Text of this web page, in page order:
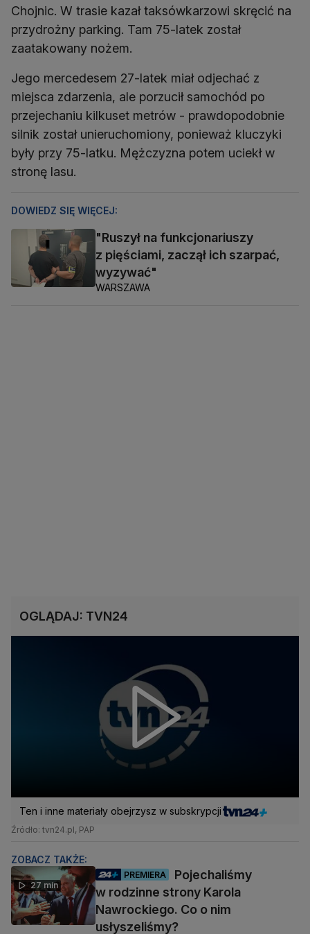
Chojnic. W trasie kazał taksówkarzowi skręcić na
przydrożny parking. Tam 75-latek został
zaatakowany nożem.
Jego mercedesem 27-latek miał odjechać z
miejsca zdarzenia, ale porzucił samochód po
przejechaniu kilkuset metrów - prawdopodobnie
silnik został unieruchomiony, ponieważ kluczyki
były przy 75-latku. Mężczyzna potem uciekł w
stronę lasu.
DOWIEDZ SIĘ WIĘCEJ:
"Ruszył na funkcjonariuszy
z pięściami, zaczął ich szarpać,
wyzywać"
WARSZAWA
OGLĄDAJ: TVN24
Ten i inne materiały obejrzysz w subskrypcji
Źródło: tvn24.pl, PAP
ZOBACZ TAKŻE:
27 min
PREMIERA
Pojechaliśmy
w rodzinne strony Karola
Nawrockiego. Co o nim
usłyszeliśmy?